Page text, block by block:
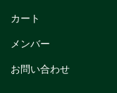
生チョコケーキ
カート
メンバー
お問い合わせ